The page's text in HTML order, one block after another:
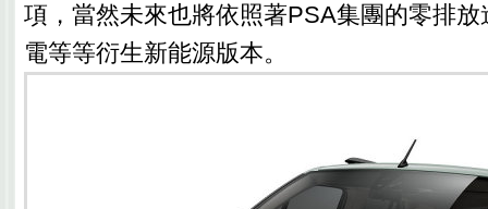
項，當然未來也將依照著PSA集團的零排
電等等衍生新能源版本。